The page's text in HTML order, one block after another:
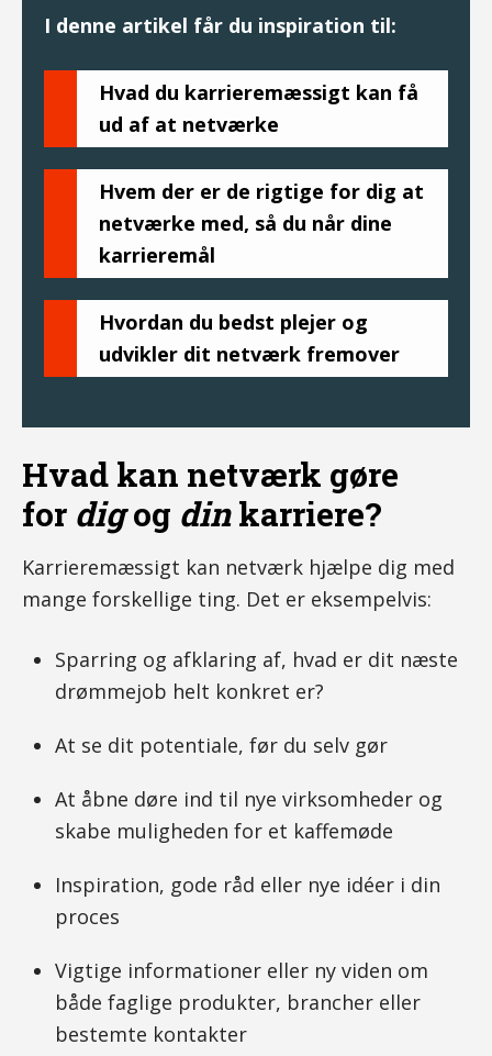
I denne artikel får du inspiration til:
Hvad du karrieremæssigt kan få
ud af at netværke
Hvem der er de rigtige for dig at
netværke med, så du når dine
karrieremål
Hvordan du bedst plejer og
udvikler dit netværk fremover
Hvad kan netværk gøre
for digog dinkarriere?
Karrieremæssigt kan netværk hjælpe dig med
mange forskellige ting. Det er eksempelvis:
Sparring og afklaring af, hvad er dit næste
drømmejob helt konkret er?
At se dit potentiale, før du selv gør
At åbne døre ind til nye virksomheder og
skabe muligheden for et kaffemøde
Inspiration, gode råd eller nye idéer i din
proces
Vigtige informationer eller ny viden om
både faglige produkter, brancher eller
bestemte kontakter